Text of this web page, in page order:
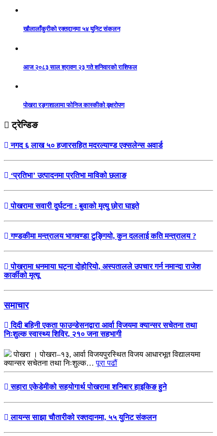
खौलालाँकुरीको रक्तदानमा ५४ युनिट संकलन
आज २०८३ साल श्रावण २३ गते शनिवारको राशिफल
पोखरा रङ्गशालामा फोनिज कास्कीको वृक्षरोपण
ट्रेन्डिङ
नगद ६ लाख ५० हजारसहित मदरल्याण्ड एक्सलेन्स अवार्ड
‘प्रतिभा’ उत्पादनमा प्रतिभा माविको छलाङ
पोखरामा सवारी दुर्घटना : बुवाको मृत्यु छोरा घाइते
गण्डकीमा मन्त्रालय भागवण्डा टुङ्गियो, कुन दललाई कति मन्त्रालय ?
पोखरामा धनमाया घट्ना दोहोरियो, अस्पतालले उपचार गर्न नमान्दा राजेश
कार्कीको मृत्यू
समाचार
दिदी बहिनी एकता फाउन्डेसनद्वारा आर्वा विजयमा क्यान्सर सचेतना तथा
निःशुल्क स्वास्थ्य शिविर, २१० जना सहभागी
पोखरा । पोखरा–१३, आर्वा विजयपुरस्थित विजय आधारभूत विद्यालयमा
क्यान्सर सचेतना तथा निःशुल्क…पूरा पढौं
सहारा एकेडेमीको सहयोगार्थ पोखरामा शनिबार हाइकिङ हुने
लायन्स साझा चौतारीको रक्तदानमा, ५५ युनिट संकलन